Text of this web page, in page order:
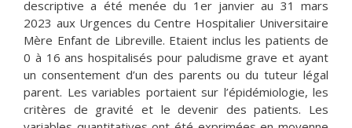
descriptive a été menée du 1er janvier au 31 mars
2023 aux Urgences du Centre Hospitalier Universitaire
Mère Enfant de Libreville. Etaient inclus les patients de
0 à 16 ans hospitalisés pour paludisme grave et ayant
un consentement d’un des parents ou du tuteur légal
parent. Les variables portaient sur l’épidémiologie, les
critères de gravité et le devenir des patients. Les